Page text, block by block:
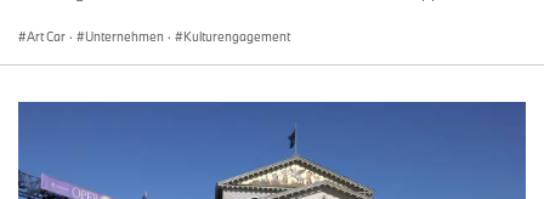
Art Car · Unternehmen · Kulturengagement